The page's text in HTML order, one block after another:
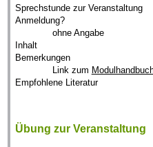
Sprechstunde zur Veranstaltung
Anmeldung?
ohne Angabe
Inhalt
Bemerkungen
Link zum
Empfohlene Literatur
Übung zur Veranstaltung